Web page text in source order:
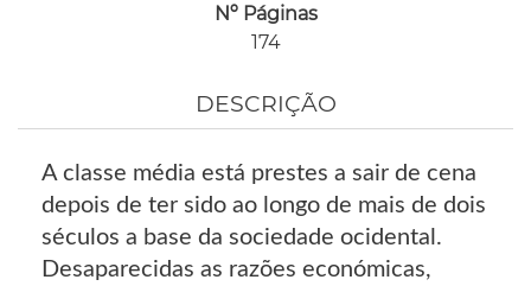
Nº Páginas
174
DESCRIÇÃO
A classe média está prestes a sair de cena
depois de ter sido ao longo de mais de dois
séculos a base da sociedade ocidental.
Desaparecidas as razões económicas,